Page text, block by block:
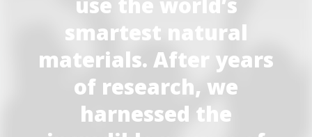
smartest natural
materials. After years
of research, we
harnessed the